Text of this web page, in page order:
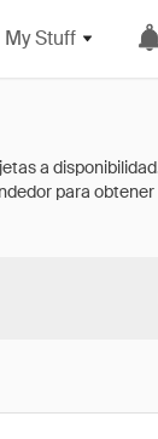
My Stuff